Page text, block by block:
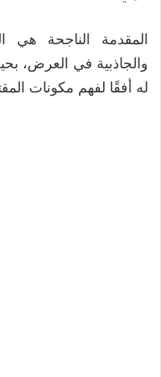
المقدمة الناجحة هي
والجاذبية في العرض،
له أفقًا لفهم مكونات